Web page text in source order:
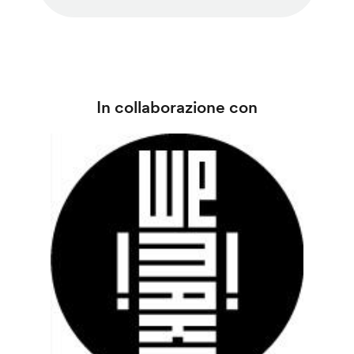
In collaborazione con